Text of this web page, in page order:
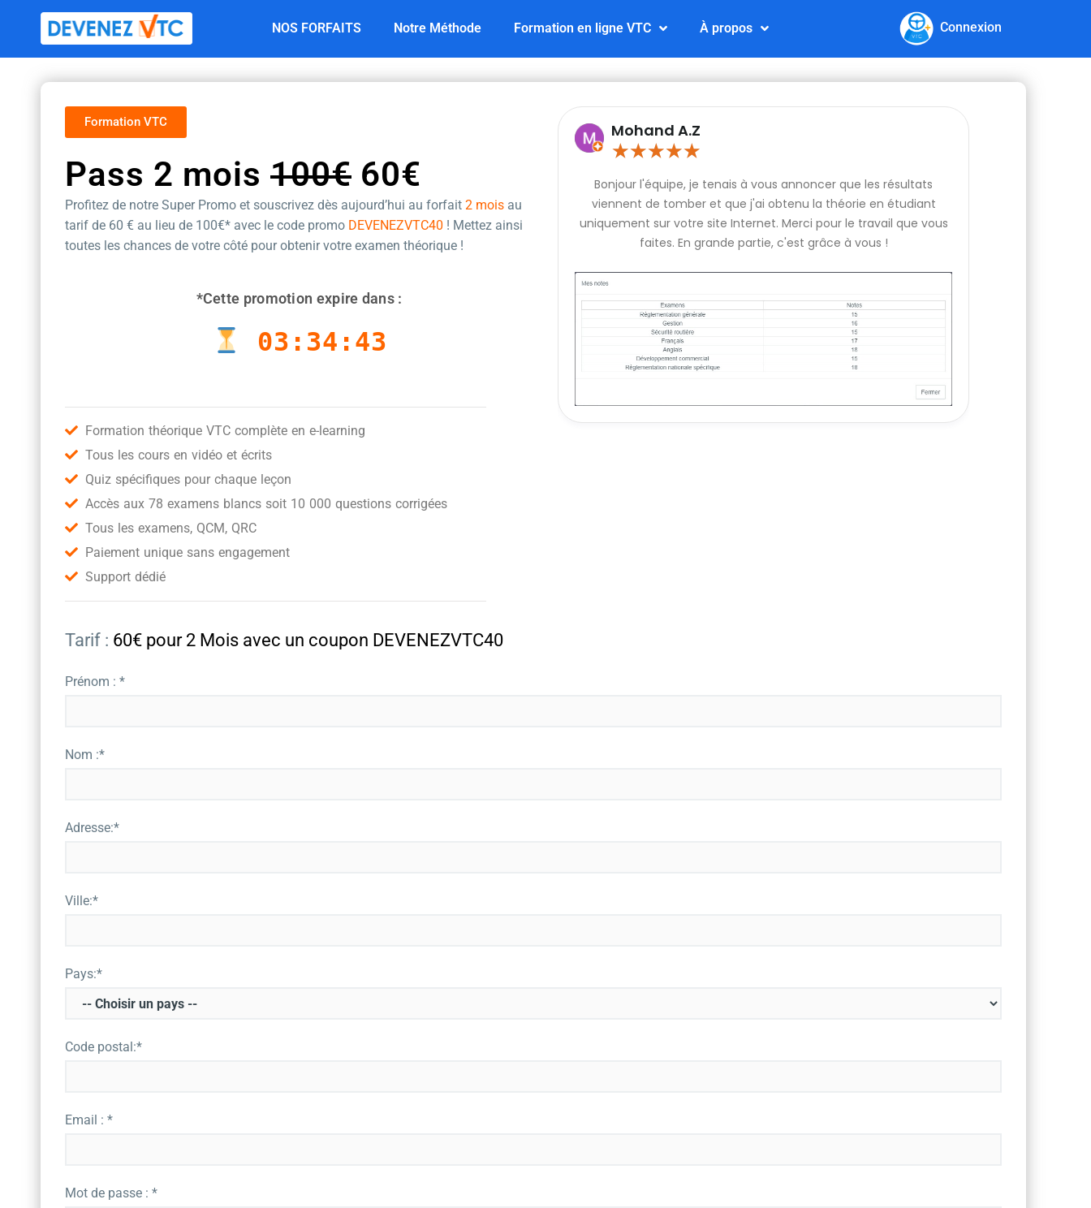
contenu
NOS FORFAITS Notre Méthode Formation en ligne VTC À propos Connexion
Formation VTC
Pass 2 mois 100€ 60€
Profitez de notre Super Promo et souscrivez dès aujourd’hui au forfait 2 mois au
tarif de 60 € au lieu de 100€* avec le code promo DEVENEZVTC40 ! Mettez ainsi
toutes les chances de votre côté pour obtenir votre examen théorique !
*Cette promotion expire dans :
03:34:43
Formation théorique VTC complète en e-learning
Tous les cours en vidéo et écrits
Quiz spécifiques pour chaque leçon
Accès aux 78 examens blancs soit 10 000 questions corrigées
Tous les examens, QCM, QRC
Paiement unique sans engagement
Support dédié
Mohand A.Z
★★★★★
Bonjour l'équipe, je tenais à vous annoncer que les résultats
viennent de tomber et que j'ai obtenu la théorie en étudiant
uniquement sur votre site Internet. Merci pour le travail que vous
faites. En grande partie, c'est grâce à vous !
Tarif : 60€ pour 2 Mois avec un coupon DEVENEZVTC40
Prénom : *
Nom :*
Adresse:*
Ville:*
Pays:*
Code postal:*
Email : *
Mot de passe : *